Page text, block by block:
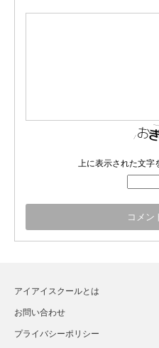
上に表示された文字
アイアイスクールとは
お問い合わせ
プライバシーポリシー